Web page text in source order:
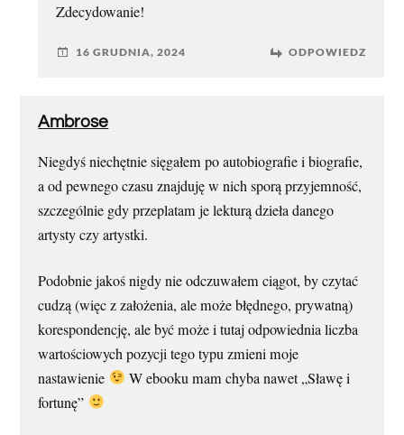
Zdecydowanie!
16 GRUDNIA, 2024 ODPOWIEDZ
Ambrose
Niegdyś niechętnie sięgałem po autobiografie i biografie,
a od pewnego czasu znajduję w nich sporą przyjemność,
szczególnie gdy przeplatam je lekturą dzieła danego
artysty czy artystki.
Podobnie jakoś nigdy nie odczuwałem ciągot, by czytać
cudzą (więc z założenia, ale może błędnego, prywatną)
korespondencję, ale być może i tutaj odpowiednia liczba
wartościowych pozycji tego typu zmieni moje
nastawienie
W ebooku mam chyba nawet „Sławę i
fortunę”